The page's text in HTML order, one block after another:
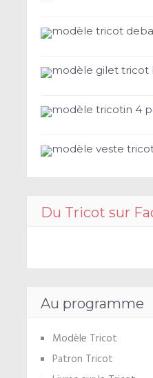
modèle tricot
modèle gilet tricot
modèle tricotin 4
modèle veste
Du Tricot sur
Au programme
Modèle Tricot
Patron Tricot